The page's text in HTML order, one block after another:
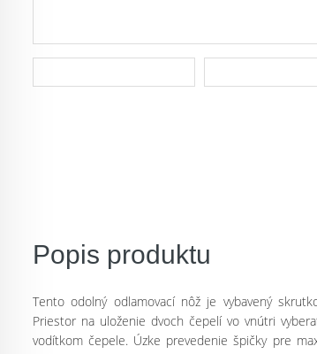
Popis produktu
Tento odolný odlamovací nôž je vybavený
Priestor na uloženie dvoch čepelí vo vnútri
vodítkom čepele. Úzke prevedenie špičky pre